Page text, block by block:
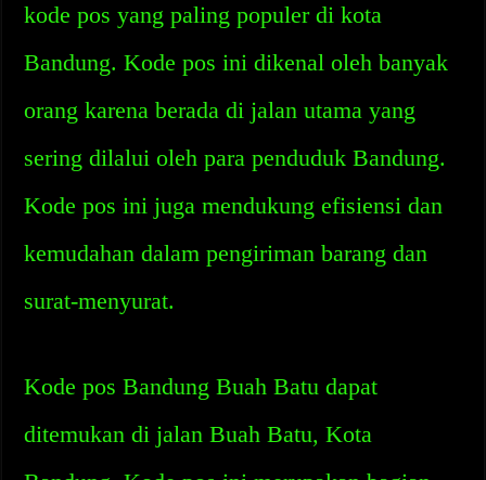
kode pos yang paling populer di kota
Bandung. Kode pos ini dikenal oleh banyak
orang karena berada di jalan utama yang
sering dilalui oleh para penduduk Bandung.
Kode pos ini juga mendukung efisiensi dan
kemudahan dalam pengiriman barang dan
surat-menyurat.
Kode pos Bandung Buah Batu dapat
ditemukan di jalan Buah Batu, Kota